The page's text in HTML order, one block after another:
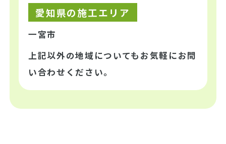
愛知県の施工エリア
一宮市
上記以外の地域についてもお気軽にお問
い合わせください。